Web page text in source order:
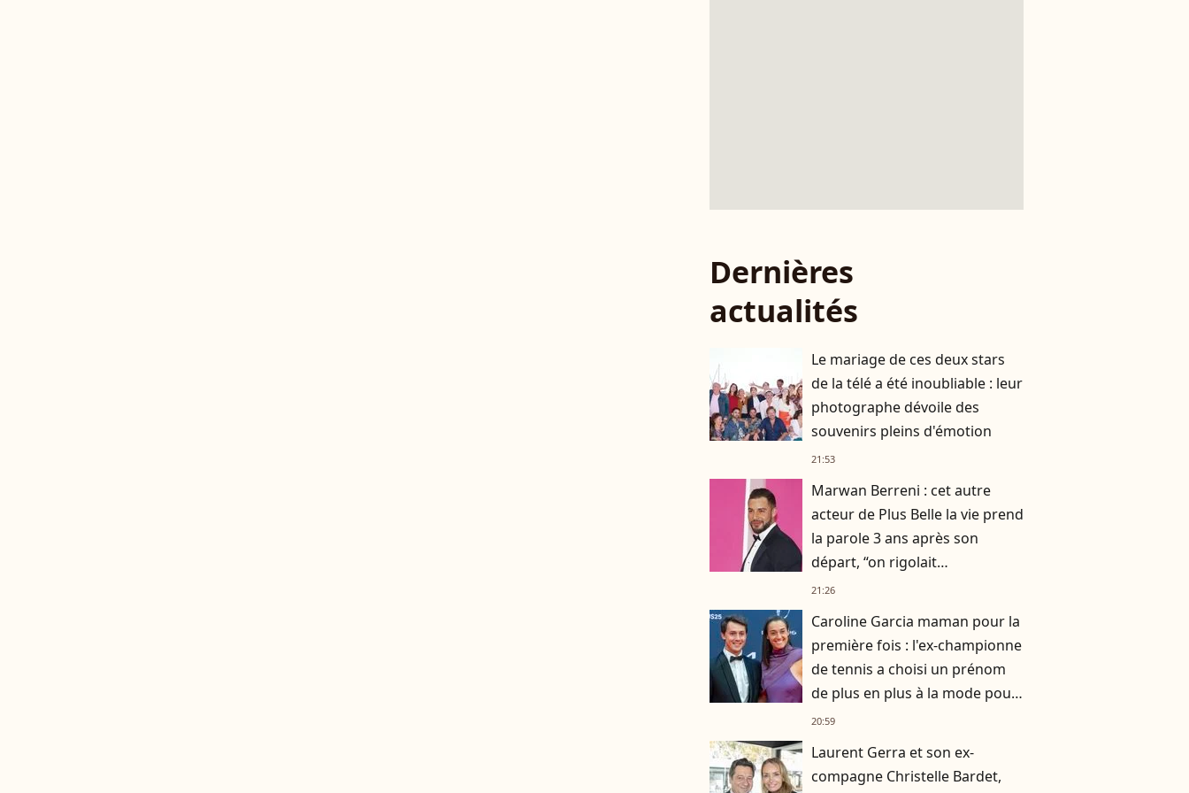
Dernières
actualités
Le mariage de ces deux stars
de la télé a été inoubliable : leur
photographe dévoile des
souvenirs pleins d'émotion
21:53
Marwan Berreni : cet autre
acteur de Plus Belle la vie prend
la parole 3 ans après son
départ, “on rigolait
énormément, on se prenait la
21:26
Caroline Garcia maman pour la
première fois : l'ex-championne
de tennis a choisi un prénom
de plus en plus à la mode pour
son fils
20:59
Laurent Gerra et son ex-
compagne Christelle Bardet,